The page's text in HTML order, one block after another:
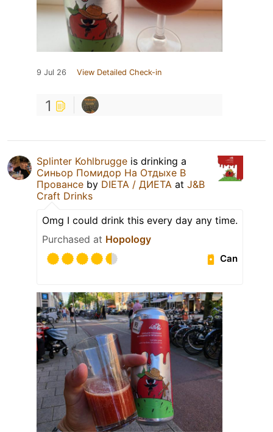
9 Jul 26 View Detailed Check-in
1
Splinter Kohlbrugge is drinking a
Синьор Помидор На Отдыхе В
Провансе by DIETA / ДИЕТА at J&B
Craft Drinks
Omg I could drink this every day any time.
Purchased at Hopology
Can